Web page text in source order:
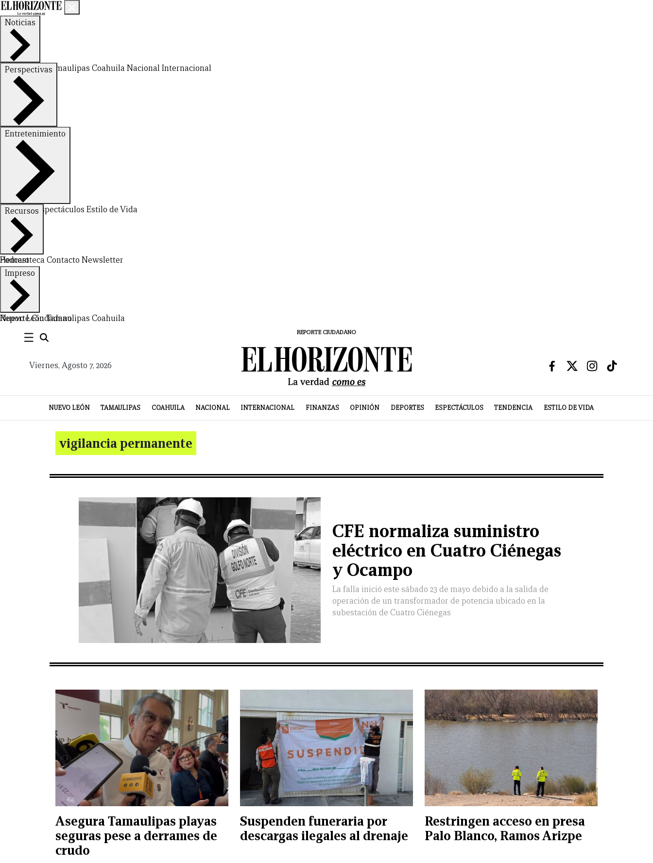
Noticias
Nuevo LeónTamaulipas Coahuila NacionalInternacional
Perspectivas
FinanzasOpinión
Entretenimiento
DeportesEspectáculos Estilo de Vida
Recursos
Hemeroteca Contacto Newsletter
Podcast
Impreso
Nuevo LeónTamaulipas Coahuila
Reporte Ciudadano
☰ REPORTE CIUDADANO
Viernes, Agosto 7, 2026
NUEVO LEÓN TAMAULIPAS COAHUILA NACIONAL INTERNACIONAL FINANZAS OPINIÓN DEPORTES ESPECTÁCULOS TENDENCIA ESTILO DE VIDA
CERRAR
X
NUEVO
TAMAULIPAS
COAHUILA
NACIONAL
INTERNACIONAL
FINANZAS
OPINIÓN
DEPORTES
ESPECTÁCULOS
TENDENCIA
ESTILO
VIDA
PODCAST
CONTACTO
NEWSLETTER
HEMEROTECA
SUPLEMENTOS
vigilancia permanente
CFE normaliza suministro
eléctrico en Cuatro Ciénegas
y Ocampo
La falla inició este sábado 23 de mayo debido a la salida de
operación de un transformador de potencia ubicado en la
subestación de Cuatro Ciénegas
Asegura Tamaulipas playas
seguras pese a derrames de
crudo
Suspenden funeraria por
descargas ilegales al drenaje
Restringen acceso en presa
Palo Blanco, Ramos Arizpe